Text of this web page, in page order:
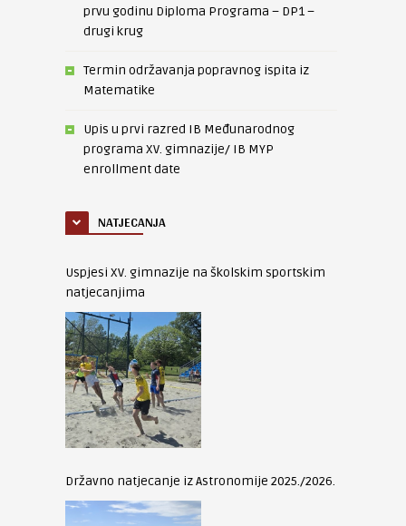
prvu godinu Diploma Programa – DP1 –
drugi krug
Termin održavanja popravnog ispita iz
Matematike
Upis u prvi razred IB Međunarodnog
programa XV. gimnazije/ IB MYP
enrollment date
NATJECANJA
Uspjesi XV. gimnazije na školskim sportskim
natjecanjima
Državno natjecanje iz Astronomije 2025./2026.